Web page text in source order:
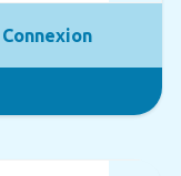
Connexion